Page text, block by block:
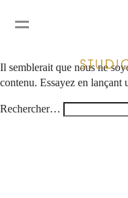
Rien ici
Il semblerait que nous ne
contenu. Essayez en lançant
Rechercher…